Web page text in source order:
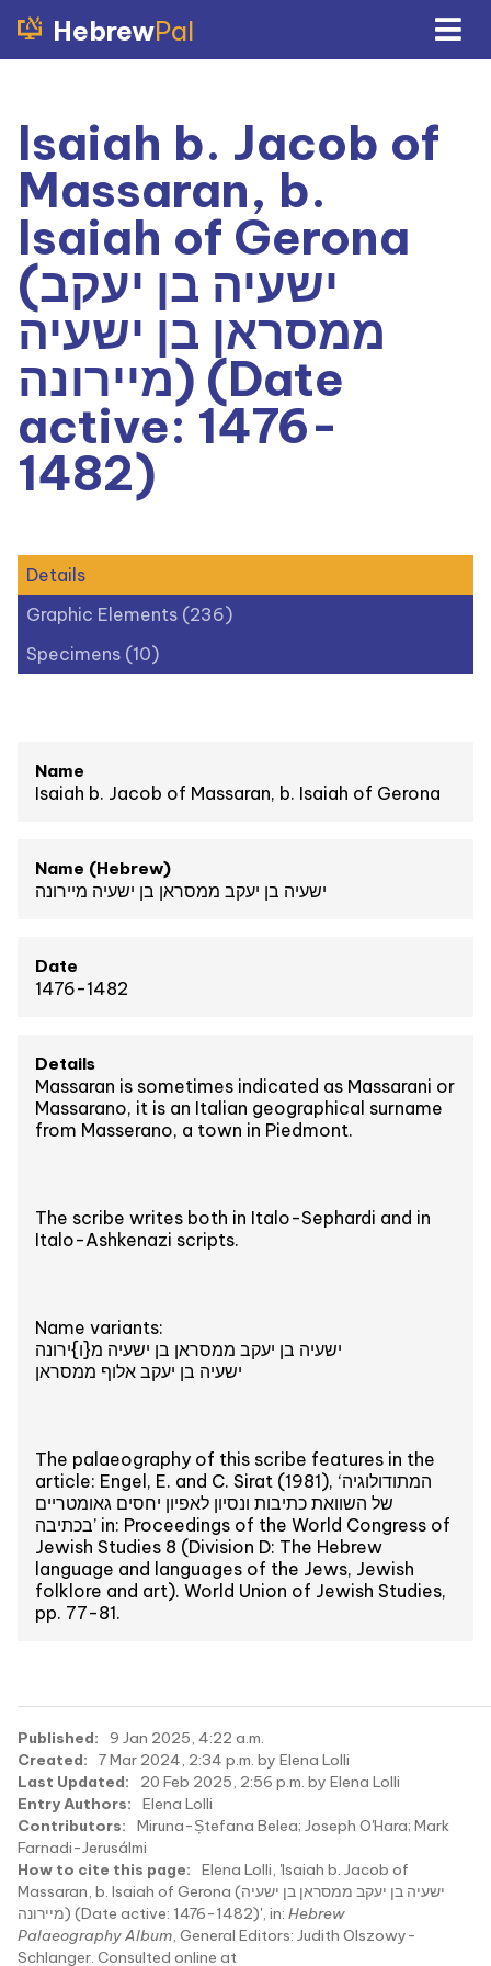
HebrewPal
Isaiah b. Jacob of
Massaran, b.
Isaiah of Gerona
(ישעיה בן יעקב
ממסראן בן ישעיה
מיירונה) (Date
active: 1476-
1482)
Details
Graphic Elements (236)
Specimens (10)
Name
Isaiah b. Jacob of Massaran, b. Isaiah of Gerona
Name (Hebrew)
ישעיה בן יעקב ממסראן בן ישעיה מיירונה
Date
1476-1482
Details
Massaran is sometimes indicated as Massarani or
Massarano, it is an Italian geographical surname
from Masserano, a town in Piedmont.
The scribe writes both in Italo-Sephardi and in
Italo-Ashkenazi scripts.
Name variants:
ישעיה בן יעקב ממסראן בן ישעיה מ{ו}ירונה
ישעיה בן יעקב אלוף ממסראן
The palaeography of this scribe features in the
article: Engel, E. and C. Sirat (1981), ‘המתודולוגיה
של השוואת כתיבות ונסיון לאפיון יחסים גאומטריים
בכתיבה’ in: Proceedings of the World Congress of
Jewish Studies 8 (Division D: The Hebrew
language and languages of the Jews, Jewish
folklore and art). World Union of Jewish Studies,
pp. 77-81.
Published:
9 Jan 2025, 4:22 a.m.
Created:
7 Mar 2024, 2:34 p.m. by Elena Lolli
Last Updated:
20 Feb 2025, 2:56 p.m. by Elena Lolli
Entry Authors:
Elena Lolli
Contributors:
Miruna-Ștefana Belea; Joseph O'Hara; Mark
Farnadi-Jerusálmi
How to cite this page:
Elena Lolli, 'Isaiah b. Jacob of
Massaran, b. Isaiah of Gerona (ישעיה בן יעקב ממסראן בן ישעיה
מיירונה) (Date active: 1476-1482)', in: Hebrew
Palaeography Album, General Editors: Judith Olszowy-
Schlanger. Consulted online at